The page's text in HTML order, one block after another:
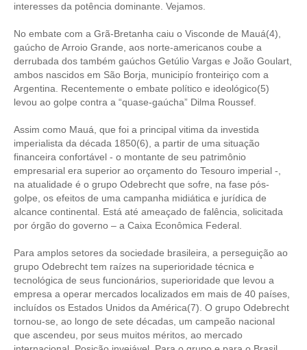
PUBLICAÇÕES
PUBLICIDADE
MANUAL DE REDAÇÃO
RELEASES
CONTATO
CADASTRO
ASSOCIE-SE
NÚCLEO JOVEM
interesses da potência dominante. Vejamos.
No embate com a Grã-Bretanha caiu o Visconde de Mauá(4),
gaúcho de Arroio Grande, aos norte-americanos coube a
derrubada dos também gaúchos Getúlio Vargas e João Goulart,
ambos nascidos em São Borja, municipío fronteiriço com a
Argentina. Recentemente o embate político e ideológico(5)
levou ao golpe contra a “quase-gaúcha” Dilma Roussef.
Assim como Mauá, que foi a principal vitima da investida
imperialista da década 1850(6), a partir de uma situação
financeira confortável - o montante de seu patrimônio
empresarial era superior ao orçamento do Tesouro imperial -,
na atualidade é o grupo Odebrecht que sofre, na fase pós-
golpe, os efeitos de uma campanha midiática e jurídica de
alcance continental. Está até ameaçado de falência, solicitada
por órgão do governo – a Caixa Econômica Federal.
Para amplos setores da sociedade brasileira, a perseguição ao
grupo Odebrecht tem raízes na superioridade técnica e
tecnológica de seus funcionários, superioridade que levou a
empresa a operar mercados localizados em mais de 40 países,
incluídos os Estados Unidos da América(7). O grupo Odebrecht
tornou-se, ao longo de sete décadas, um campeão nacional
que ascendeu, por seus muitos méritos, ao mercado